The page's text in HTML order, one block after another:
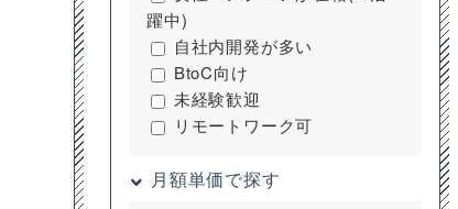
躍中)
自社内開発が多い
BtoC向け
未経験歓迎
リモートワーク可
月額単価で探す